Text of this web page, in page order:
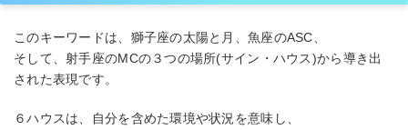
このキーワードは、獅子座の太陽と月、魚座のASC、
そして、射手座のMCの３つの場所(サイン・ハウス)から導き出
された表現です。
６ハウスは、自分を含めた環境や状況を意味し、